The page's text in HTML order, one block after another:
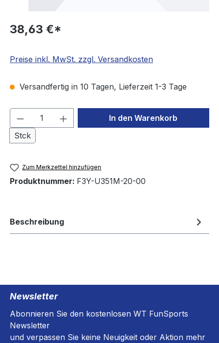
38,63 €*
Preise inkl. MwSt. zzgl. Versandkosten
Versandfertig in 10 Tagen, Lieferzeit 1-3 Tage
Produkt Anzahl: Gib den
Stck
In den Warenkorb
Zum Merkzettel hinzufügen
Produktnummer: F3Y-U351M-20-00
Beschreibung
Newsletter
Abonnieren Sie den kostenlosen WT FunSports
Newsletter
und verpassen Sie keine Neuigkeit oder Aktion mehr